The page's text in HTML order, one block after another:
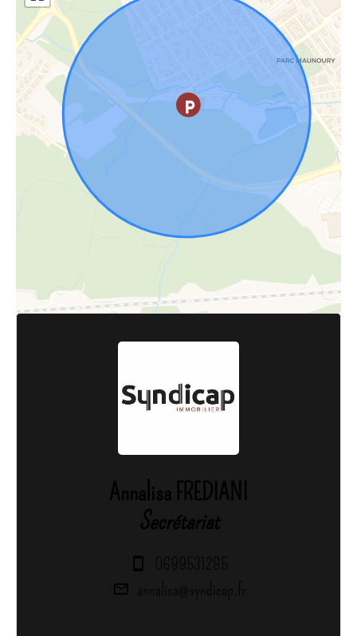
Annalisa FREDIANI
Secrétariat
0699531285
annalisa@syndicap.fr